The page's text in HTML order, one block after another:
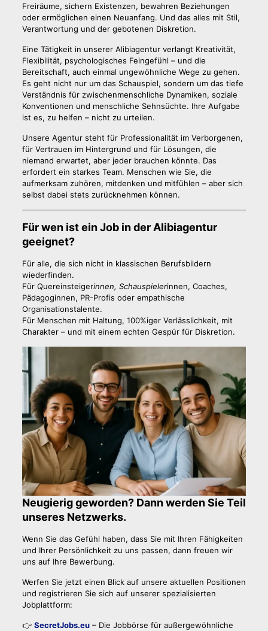
Freiräume, sichern Existenzen, bewahren Beziehungen
oder ermöglichen einen Neuanfang. Und das alles mit Stil,
Verantwortung und der gebotenen Diskretion.
Eine Tätigkeit in unserer Alibiagentur verlangt Kreativität,
Flexibilität, psychologisches Feingefühl – und die
Bereitschaft, auch einmal ungewöhnliche Wege zu gehen.
Es geht nicht nur um das Schauspiel, sondern um das tiefe
Verständnis für zwischenmenschliche Dynamiken, soziale
Konventionen und menschliche Sehnsüchte. Ihre Aufgabe
ist es, zu helfen – nicht zu urteilen.
Unsere Agentur steht für Professionalität im Verborgenen,
für Vertrauen im Hintergrund und für Lösungen, die
niemand erwartet, aber jeder brauchen könnte. Das
erfordert ein starkes Team. Menschen wie Sie, die
aufmerksam zuhören, mitdenken und mitfühlen – aber sich
selbst dabei stets zurücknehmen können.
Für wen ist ein Job in der Alibiagentur
geeignet?
Für alle, die sich nicht in klassischen Berufsbildern
wiederfinden.
Für Quereinsteigerinnen, Schauspielerinnen, Coaches,
Pädagoginnen, PR-Profis oder empathische
Organisationstalente.
Für Menschen mit Haltung, 100%iger Verlässlichkeit, mit
Charakter – und mit einem echten Gespür für Diskretion.
Neugierig geworden? Dann werden Sie Teil
unseres Netzwerks.
Wenn Sie das Gefühl haben, dass Sie mit Ihren Fähigkeiten
und Ihrer Persönlichkeit zu uns passen, dann freuen wir
uns auf Ihre Bewerbung.
Werfen Sie jetzt einen Blick auf unsere aktuellen Positionen
und registrieren Sie sich auf unserer spezialisierten
Jobplattform:
👉 SecretJobs.eu– Die Jobbörse für außergewöhnliche